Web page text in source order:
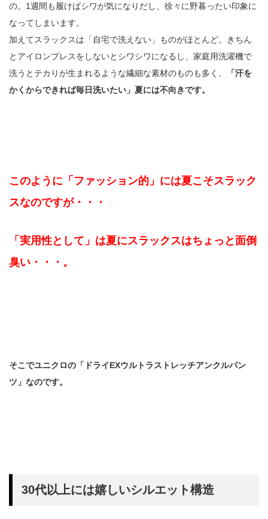
の。1週間も履けばシワが気になりだし、徐々に野暮ったい印象に
なってしまいます。
加えてスラックスは「自宅で洗えない」ものがほとんど。きちん
とアイロンプレスをしないとシワシワになるし、家庭用洗濯機で
洗うとテカりが生まれるような繊細な素材のものも多く、
「汗を
かくからできれば毎日洗いたい」夏には不向きです。
このように「ファッション的」には夏こそスラック
スなのですが・・・
「実用性として」は夏にスラックスはちょっと面倒
臭い・・・。
そこでユニクロの「ドライEXウルトラストレッチアンクルパン
ツ」なのです。
30代以上には嬉しいシルエット構造